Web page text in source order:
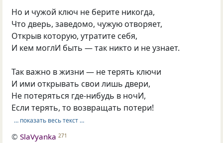
Но и чужой ключ не берите никогда,
Что дверь, заведомо, чужую отворяет,
Открыв которую, утратите себя,
И кем моглИ быть — так никто и не узнает.
Так важно в жизни — не терять ключи
И ими открывать свои лишь двери,
Не потеряться где-нибудь в ночИ,
Если терять, то возвращать потери!
… показать весь текст …
©SlaVyanka 271